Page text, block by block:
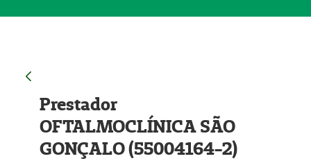
Prestador
OFTALMOCLÍNICA SÃO
GONÇALO (55004164-2)